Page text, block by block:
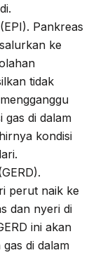
Pankreas
ke
tidak
gas di dalam
kondisi
perut naik ke
dan nyeri di
ini akan
di dalam